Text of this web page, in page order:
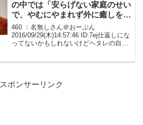
の中では「安らげない家庭のせい
で、やむにやまれず外に癒しを求
めた被害者」【胸糞→ざまぁ】
460 ：名無しさん＠おーぷん
2016/09/29(木)14:57:46 ID:7ej仕返しにな
ってないかもしれないけどヘタレの自分
スポンサーリンク